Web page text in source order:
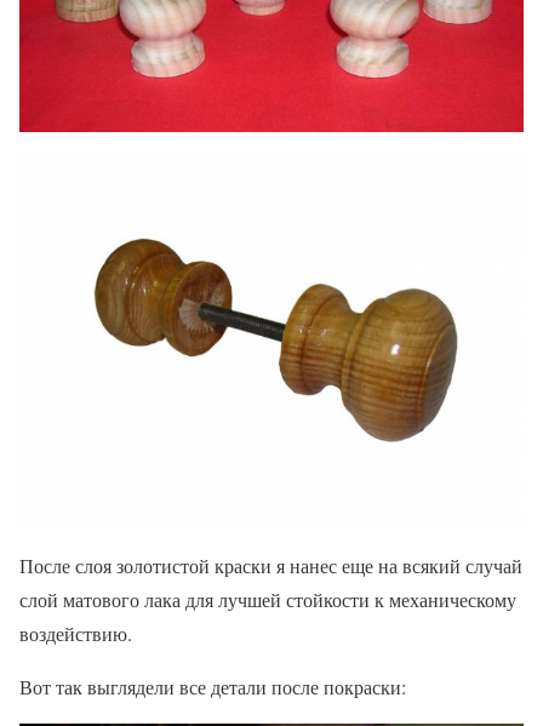
После слоя золотистой краски я нанес еще на всякий случай
слой матового лака для лучшей стойкости к механическому
воздействию.
Вот так выглядели все детали после покраски: